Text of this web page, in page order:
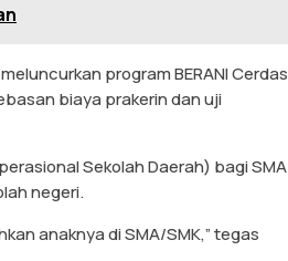
program BERANI Cerdas
biaya prakerin dan uji
Sekolah Daerah) bagi SMA
negeri.
anaknya di SMA/SMK,” tegas